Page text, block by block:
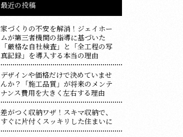
最近の投稿
家づくりの不安を解消！ジェイホー
ムが第三者機関の指導に基づいた
「厳格な自社検査」と「全工程の写
真記録」を導入する本当の理由
デザインや価格だけで決めていませ
んか？「施工品質」が将来のメンテ
ナンス費用を大きく左右する理由
差がつく収納ワザ！スキマ収納で、
すぐに片付くスッキリした住まいに